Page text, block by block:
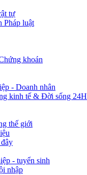
tự
Pháp luật
khoán
- Doanh nhân
kinh tế & Đời sống 24H
thế giới
- tuyển sinh
nhập